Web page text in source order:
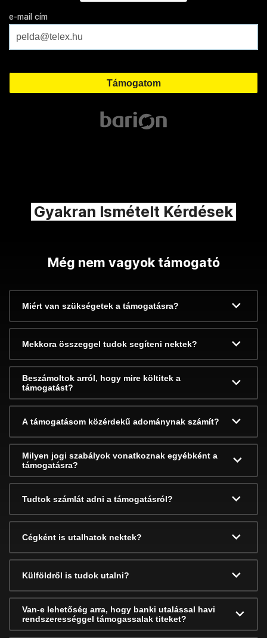
e-mail cím
Gyakran Ismételt Kérdések
Még nem vagyok támogató
Miért van szükségetek a támogatásra?
Mekkora összeggel tudok segíteni nektek?
Beszámoltok arról, hogy mire költitek a
támogatást?
A támogatásom közérdekű adománynak számít?
Milyen jogi szabályok vonatkoznak egyébként a
támogatásra?
Tudtok számlát adni a támogatásról?
Cégként is utalhatok nektek?
Külföldről is tudok utalni?
Van-e lehetőség arra, hogy banki utalással havi
rendszerességgel támogassalak titeket?